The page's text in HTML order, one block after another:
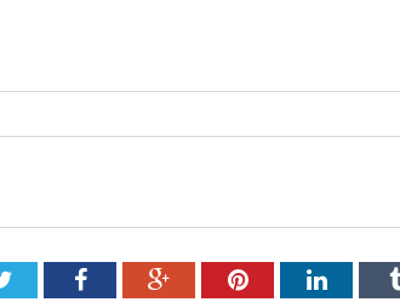
TwitterFacebookGoogle+Pinterest